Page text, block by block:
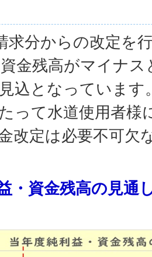
分からの改定を
金残高がマイナ
込となっています
って水道使用者様
改定は必要不可欠
・資金残高の見通